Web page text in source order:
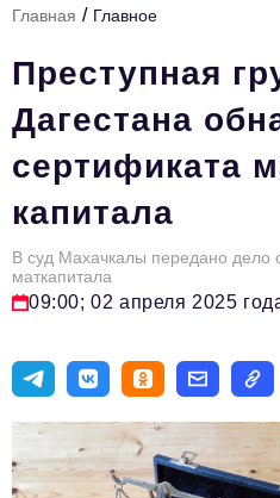
Цитаты
Аналитика
Главное
Интервью
Сделано в России
Право
Авто
Персона
Инвестиции
Главная / Главное
Преступная
Дагестана
сертификата
капитала
В суд Махачкалы передано дело
маткапитала
09:00; 02 апреля 2025